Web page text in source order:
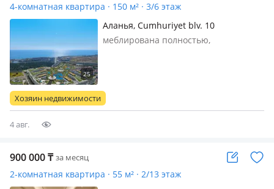
4-комнатная квартира · 150 м² · 3/6 этаж
Аланья, Cumhuriyet blv. 10
меблирована полностью,
на 8 гектарах земли. Сделан новый,
дорогой и стильный ремонт. Есть все
Хозяин недвижимости
4 авг.
900 000₸ за месяц
2-комнатная квартира · 55 м² · 2/13 этаж